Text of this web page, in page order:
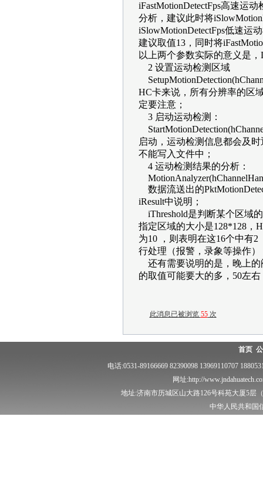
iFastMotionDetectFps高速运
分析，建议此时将
iSlowMotionDetectFps低速运
建议取值13，同时将
以上两个参数实际的意义是
2 设置运动检测区域
HC卡来说，所有分辨率的区
定要注意；
3 启动运动检测：
启动，运动检测信息都会及
不能写入文件中；
4 运动检测结果的分析：
数据流送出的
iResult中说明；
iThreshold是判断某个区域
指定区域的大小是128*128，
为10 ，则表明在这16个中有
行处理（报警，录象等操作）
还有需要说明的是，晚上的
的取值可能要大的多，50左
此消息已被浏览 55次
首页
电话:0531-89166669 82390098 13969110707
网址:http://
地址:济南市历城区山大路126号科苑大厦5层
中华人民共和国